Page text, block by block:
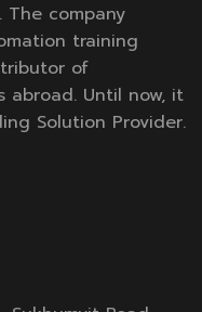
The company
training
of
abroad. Until now, it
Solution Provider.